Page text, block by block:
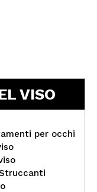
-
VISO
per occhi